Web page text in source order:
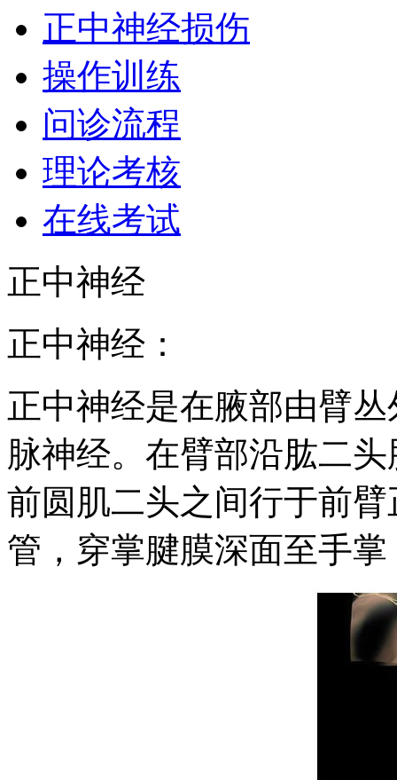
正中神经损伤
操作训练
问诊流程
理论考核
在线考试
正中神经
正中神经：
正中神经是在腋部由臂
脉神经。在臂部沿肱二
前圆肌二头之间行于前
管，穿掌腱膜深面至手